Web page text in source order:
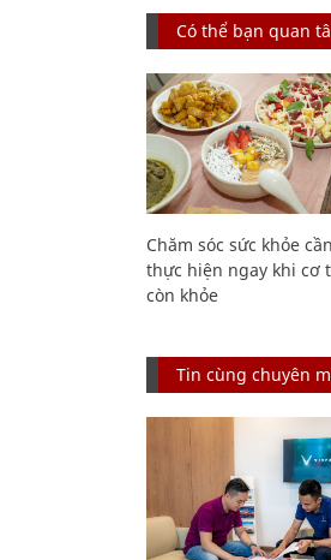
Có thể bạn quan
Chăm sóc sức khỏe cần
thực hiện ngay khi cơ
còn khỏe
Tin cùng chuyên